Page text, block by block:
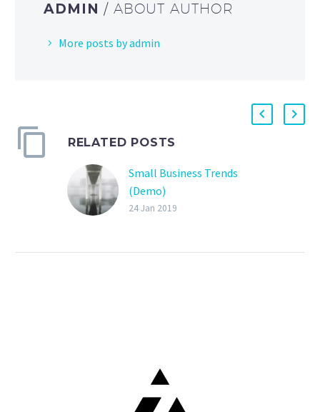
ADMIN / ABOUT AUTHOR
More posts by admin
RELATED POSTS
Small Business Trends
(Demo)
Lorem Ipsum. Proin
24 Jan 2019